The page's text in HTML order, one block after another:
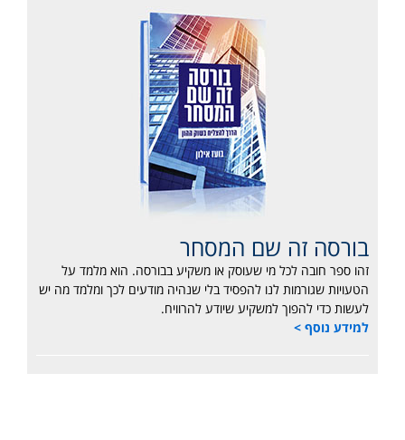
בורסה זה שם המסחר
זהו ספר חובה לכל מי שעוסק או משקיע בבורסה. הוא מלמד על
הטעויות שגורמות לנו להפסיד בלי שנהיה מודעים לכך ומלמד מה יש
לעשות כדי להפוך למשקיע שיודע להרוויח.
למידע נוסף >